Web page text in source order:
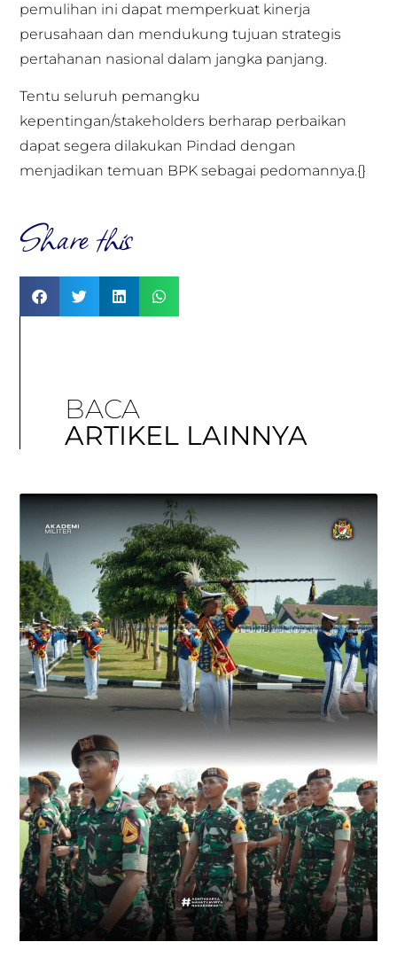
pemulihan ini dapat memperkuat kinerja
perusahaan dan mendukung tujuan strategis
pertahanan nasional dalam jangka panjang.
Tentu seluruh pemangku
kepentingan/stakeholders berharap perbaikan
dapat segera dilakukan Pindad dengan
menjadikan temuan BPK sebagai pedomannya.{}
Share this
BACA
ARTIKEL LAINNYA